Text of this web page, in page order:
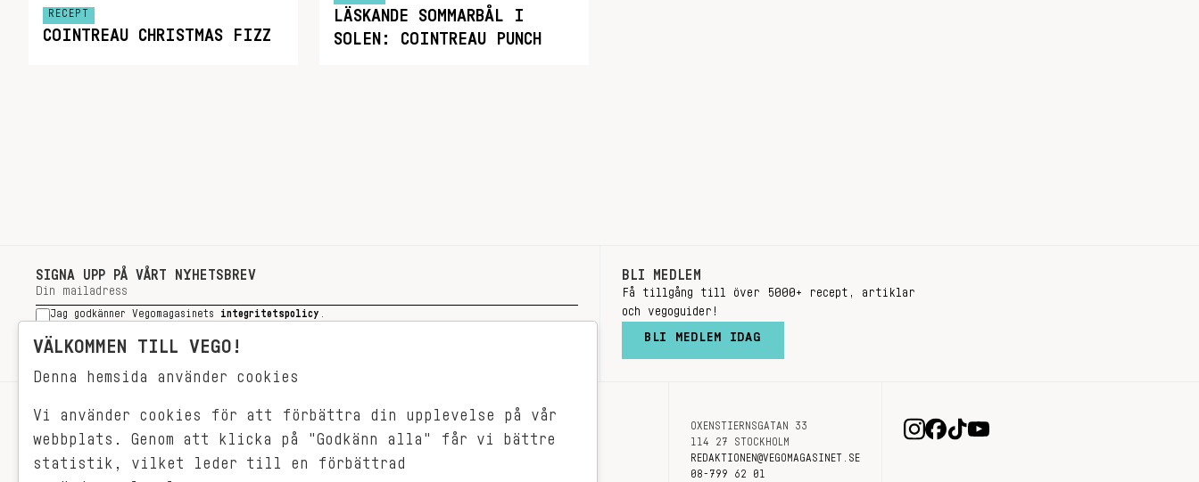
RECEPT
COINTREAU CHRISTMAS FIZZ
LÄSKANDE SOMMARBÅL I
SOLEN: COINTREAU PUNCH
SIGNA UPP PÅ VÅRT NYHETSBREV
Jag godkänner Vegomagasinets integritetspolicy
SIGNA UPP
BLI MEDLEM
Få tillgång till över 5000+ recept, artiklar
och vegoguider!
BLI MEDLEM IDAG
RECEPT
VEGONYTT
OM OSS
OXENSTIERNSGATAN 33
114 27 STOCKHOLM
REDAKTIONEN@VEGOMAGASINET.SE
08-799 62 01
VÄLKOMMEN TILL VEGO!
Denna hemsida använder cookies
Vi använder cookies för att förbättra din upplevelse på vår
webbplats. Genom att klicka på "Godkänn alla" får vi bättre
statistik, vilket leder till en förbättrad